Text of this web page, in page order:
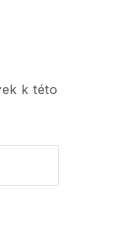
k této